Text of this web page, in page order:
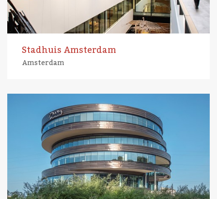
Stadhuis Amsterdam
Amsterdam